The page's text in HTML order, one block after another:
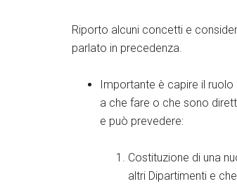
Riporto alcuni concetti e
parlato in precedenza.
Importante è capire il
a che fare o che sono
e può prevedere:
Costituzione di una
altri Dipartimenti e